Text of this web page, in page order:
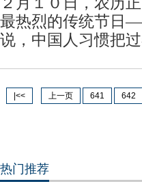
最热烈的传统节日
说，中国人习惯把过
|<< 上一页 641 642